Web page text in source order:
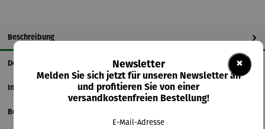
Beschreibung
Details
Informationen zum Hersteller
Bewertungen
×
Newsletter
Melden Sie sich jetzt für unseren Newsletter an
und profitieren Sie von einer
versandkostenfreien Bestellung!
E-Mail-Adresse